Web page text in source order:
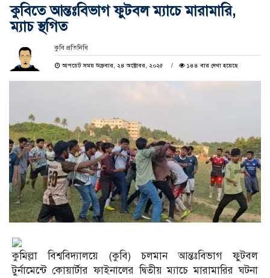
কুবিতে আন্তঃবিভাগ ফুটবল ম্যাচে মারামারি,
ম্যাচ স্থগিত
কুবি প্রতিনিধি
আপডেট সময় শুক্রবার, ২৪ অক্টোবর, ২০২৫ ১৪৪ বার দেখা হয়েছে
কুমিল্লা বিশ্ববিদ্যালয়ে (কুবি) চলমান আন্তঃবিভাগ ফুটবল
টুর্নামেন্টে কোয়ার্টার ফাইনালের দ্বিতীয় ম্যাচে মারামারির ঘটনা